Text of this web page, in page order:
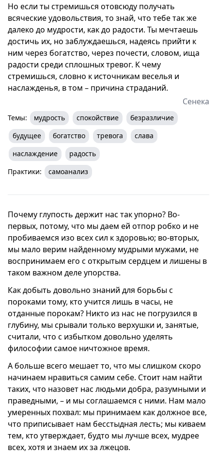
Но если ты стремишься отовсюду получать
всяческие удовольствия, то знай, что тебе так же
далеко до мудрости, как до радости. Ты мечтаешь
достичь их, но заблуждаешься, надеясь прийти к
ним через богатство, через почести, словом, ища
радости среди сплошных тревог. К чему
стремишься, словно к источникам веселья и
наслажденья, в том – причина страданий.
Сенека
Темы: мудрость спокойствие
безразличие
будущее
богатство тревога
слава
наслаждение
радость
Практики:
самоанализ
Почему глупость держит нас так упорно? Во-
первых, потому, что мы даем ей отпор робко и не
пробиваемся изо всех сил к здоровью; во-вторых,
мы мало верим найденному мудрыми мужами, не
воспринимаем его с открытым сердцем и лишены в
таком важном деле упорства.
Как добыть довольно знаний для борьбы с
пороками тому, кто учится лишь в часы, не
отданные порокам? Никто из нас не погрузился в
глубину, мы срывали только верхушки и, занятые,
считали, что с избытком довольно уделять
философии самое ничтожное время.
А больше всего мешает то, что мы слишком скоро
начинаем нравиться самим себе. Стоит нам найти
таких, что назовет нас людьми добра, разумными и
праведными, – и мы соглашаемся с ними. Нам мало
умеренных похвал: мы принимаем как должное все,
что приписывает нам бесстыдная лесть; мы киваем
тем, кто утверждает, будто мы лучше всех, мудрее
всех, хотя и знаем их за лжецов.